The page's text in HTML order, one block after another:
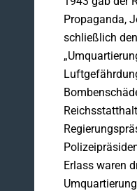
Propaganda,
schließlich
Erlass waren